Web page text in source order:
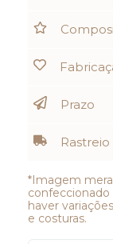
Prazo
Rastreio
*Imagem
haver
e costuras.